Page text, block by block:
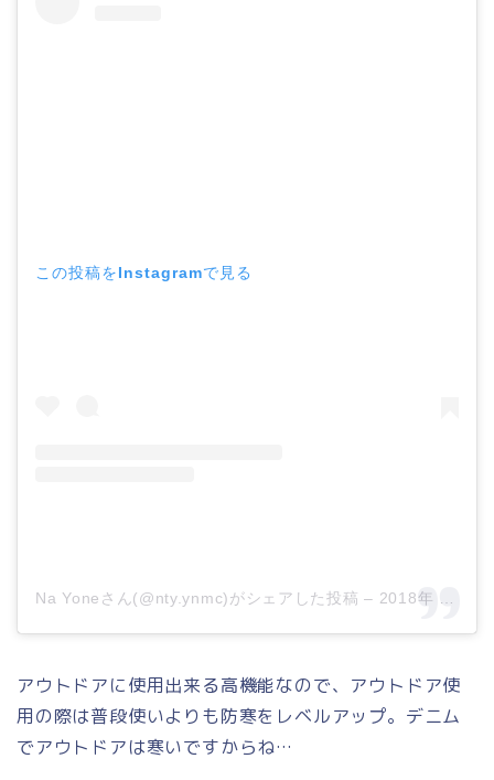
この投稿をInstagramで見る
Na Yoneさん(@nty.ynmc)がシェアした投稿 – 2018年 9月月16日午前6時41分PDT
アウトドアに使用出来る高機能なので、アウトドア使
用の際は普段使いよりも防寒をレベルアップ。デニム
でアウトドアは寒いですからね…